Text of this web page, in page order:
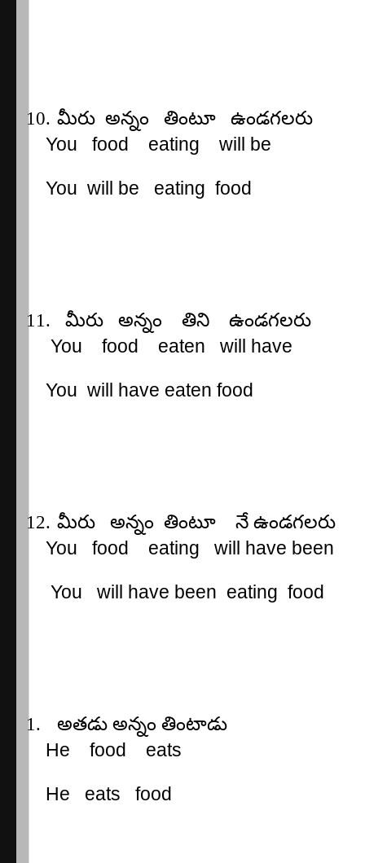
10. మీరు అన్నం తింటూ
ఉండగలరు
You
food eating will be
You will be eating food
11. మీరు అన్నం తిని
ఉండగలరు
You
food eaten will have
You will have eaten food
12. మీరు అన్నం తింటూ నే ఉండగలరు
You
food eating will have been
You will have been eating food
1. అతడు అన్నం తింటాడు
He
food eats
He eats food